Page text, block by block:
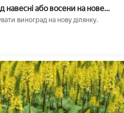
навесні або восени на нове
виноград на нову ділянку.